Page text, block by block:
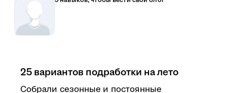
25 вариантов подработки на лето
Собрали сезонные и постоянные